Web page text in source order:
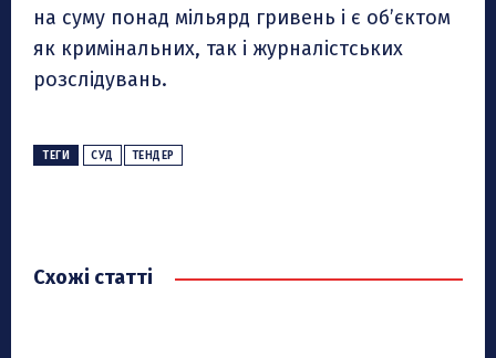
на суму понад мільярд гривень і є об’єктом
як кримінальних, так і журналістських
розслідувань.
ТЕГИ СУД ТЕНДЕР
Схожі статті